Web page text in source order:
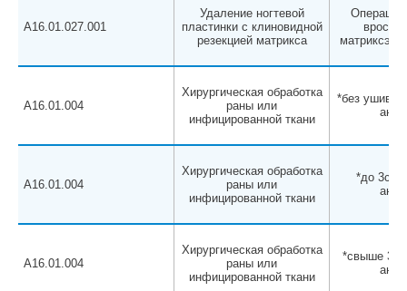
A16.01.027.001
Удаление ногтевой
пластинки с клиновидной
резекцией матрикса
Операции
A16.01.004
Хирургическая обработка
раны или
инфицированной ткани
*без
A16.01.004
Хирургическая обработка
раны или
инфицированной ткани
*до 3см,
A16.01.004
Хирургическая обработка
раны или
инфицированной ткани
*свыше 3